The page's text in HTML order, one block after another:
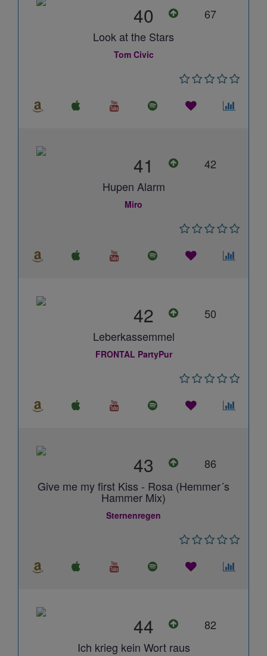
40
67
Look at the Stars
Tom Civic
41
42
Hupen Alarm
Miro
42
50
Leberkassemmel
FRONTAL PartyPur
43
86
Give me my first Kiss - Rosa (Hemmer´s
Hammer Mix)
Sternenregen
44
82
Ich krieg kein Wort raus